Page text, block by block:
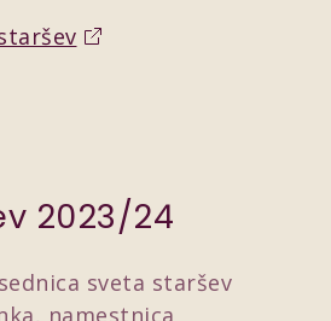
2023/24
sveta staršev
namestnica